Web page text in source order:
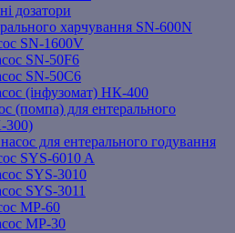
дозатори
харчування SN-600N
SN-1600V
SN-50F6
SN-50C6
(інфузомат) НК-400
(помпа) для ентерального
300)
для ентерального годування
SYS-6010 A
SYS-3010
SYS-3011
MP-60
MP-30